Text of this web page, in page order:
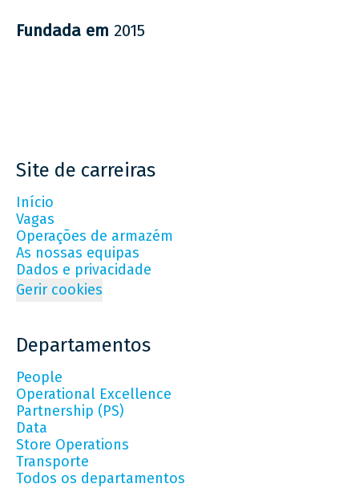
Fundada em 2015
Site de carreiras
Início
Vagas
Operações de armazém
As nossas equipas
Dados e privacidade
Gerir cookies
Departamentos
People
Operational Excellence
Partnership (PS)
Data
Store Operations
Transporte
Todos os departamentos